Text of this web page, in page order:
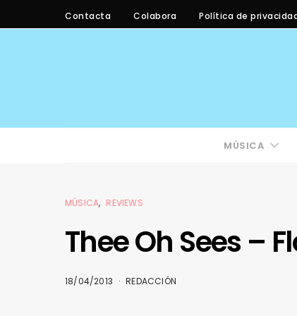
Contacta Colabora Política de
MÚSICA
MÚSICA REVIEWS
Thee Oh Sees –
18/04/2013 REDACCIÓN